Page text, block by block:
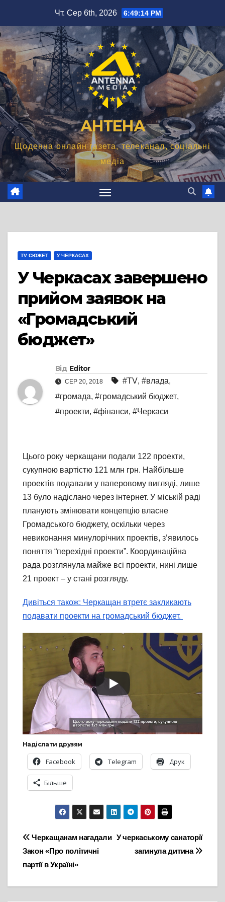
вмісту
Чт. Сер 6th, 2026 6:49:15 PM
АНТЕНА
Щоденна онлайн газета, телеканал, соціальні
медіа
TV СЮЖЕТ У ЧЕРКАСАХ
У Черкасах завершено
прийом заявок на
«Громадський
бюджет»
Від Editor
СЕР 20, 2018 #TV, #влада,
#громада, #громадський бюджет,
#проекти, #фінанси, #Черкаси
Цього року черкащани подали 122 проекти,
сукупною вартістю 121 млн грн. Найбільше
проектів подавали у паперовому вигляді, лише
13 було надіслано через інтернет. У міській раді
планують змінювати концепцію власне
Громадського бюджету, оскільки через
невиконання минулорічних проектів, з’явилось
поняття “перехідні проекти”. Координаційна
рада розглянула майже всі проекти, нині лише
21 проект – у стані розгляду.
Дивіться також: Черкащан втретє закликають
подавати проекти на громадський бюджет.
Надіслати друзям
Facebook Telegram Друк
Більше
Навігація
записів
У черкаському санаторії
загинула дитина
Черкащанам нагадали
Закон «Про політичні
партії в Україні»